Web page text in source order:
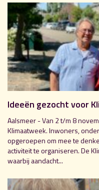
Ideeën gezocht voor
Aalsmeer - Van 2 t/m 8
Klimaatweek. Inwoners,
opgeroepen om mee te
activiteit te organiseren. De
waarbij aandacht...